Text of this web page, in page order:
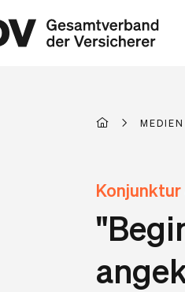
MEDIEN